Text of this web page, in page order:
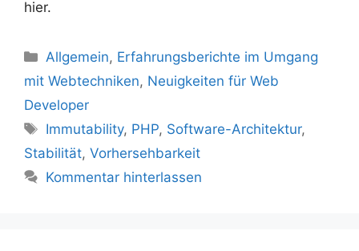
hier.
Kategorien
Allgemein, Erfahrungsberichte im Umgang
mit Webtechniken, Neuigkeiten für Web
Developer
Schlagwörter
Immutability, PHP, Software-Architektur,
Stabilität, Vorhersehbarkeit
Kommentar hinterlassen